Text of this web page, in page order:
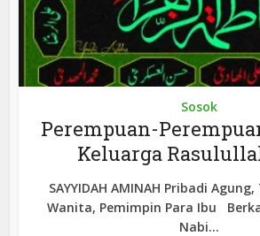
Sosok
Perempuan-
Keluarga
SAYYIDAH AMINAH Pribadi
Wanita, Pemimpin Para Ibu
Nabi...